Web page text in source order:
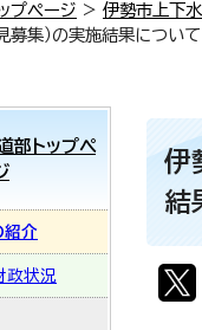
プページ > 伊勢市上下
募集）の実施結果について
伊
結
部トップペ
紹介
政状況